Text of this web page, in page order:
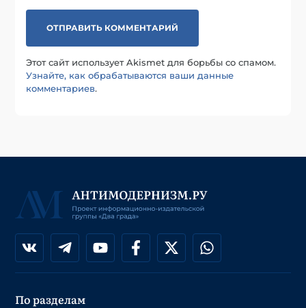
Этот сайт использует Akismet для борьбы со спамом.
Узнайте, как обрабатываются ваши данные
комментариев.
По разделам